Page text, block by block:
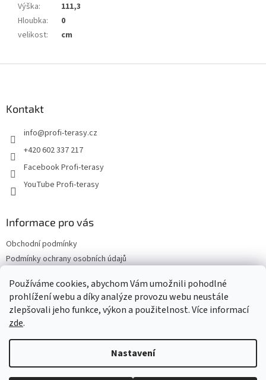
Používáme cookies, abychom Vám umožnili pohodlné
prohlížení webu a díky analýze provozu webu neustále
zlepšovali jeho funkce, výkon a použitelnost. Více informací
zde.
Nastavení
Výška:
111,3
Hloubka:
0
velikost: cm
Kontakt
info@profi-terasy.cz
+420 602 337 217
Facebook Profi-terasy
YouTube Profi-terasy
Informace pro vás
Obchodní podmínky
Podmínky ochrany osobních údajů
Vrácení zboží a reklamace
Web Profi Terasy.cz
Vytvořil Shoptet